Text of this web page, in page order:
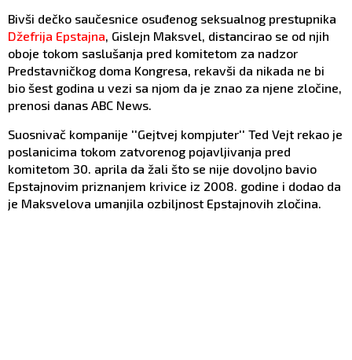
Bivši dečko saučesnice osuđenog seksualnog prestupnika
Džefrija Epstajna, Gislejn Maksvel, distancirao se od njih
oboje tokom saslušanja pred komitetom za nadzor
Predstavničkog doma Kongresa, rekavši da nikada ne bi
bio šest godina u vezi sa njom da je znao za njene zločine,
prenosi danas ABC News.
Suosnivač kompanije ''Gejtvej kompjuter'' Ted Vejt rekao je
poslanicima tokom zatvorenog pojavljivanja pred
komitetom 30. aprila da žali što se nije dovoljno bavio
Epstajnovim priznanjem krivice iz 2008. godine i dodao da
je Maksvelova umanjila ozbiljnost Epstajnovih zločina.